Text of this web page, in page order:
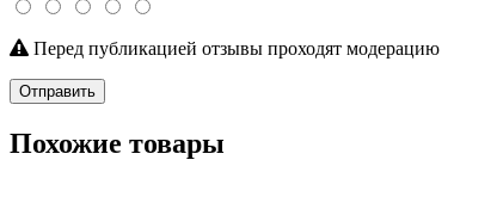
Перед публикацией отзывы проходят модерацию
Отправить
Похожие товары